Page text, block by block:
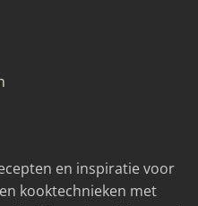
en inspiratie voor
kooktechnieken met